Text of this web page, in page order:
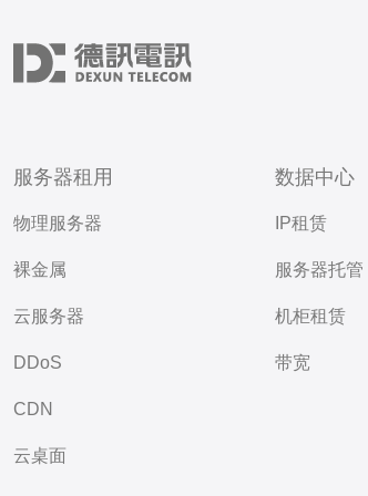
服务器租用
物理服务器
裸金属
云服务器
DDoS
CDN
云桌面
数据中心
IP租赁
服务器托管
机柜租赁
带宽